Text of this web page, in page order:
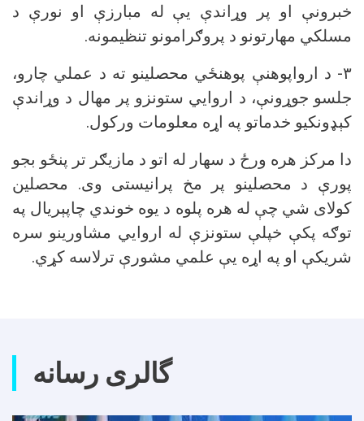
خبرونې او پر وړاندې یې له مبارزې او نورې د
مسلکي مهارتونو د پروګرامونو تنظیمونه.
۳- د ارواپوهنې پوهنځي محصلینو ته د عملي چارو،
جلسو جوړونې، د اروايي ستونزو پر مهال د وړاندې
کېډونکیو خدماتو په اړه معلومات ورکول.
دا مرکز هره ورځ د سهار له اتو د مازیګر تر پنځو بجو
پورې د محصلینو پر مخ پرانیستی وی. محصلین
کولای شي چې له هره پلوه د یوه خوندي چاپېریال په
توګه پکې خپلې ستونزې له اروايي مشاورینو سره
شریکې او په اړه یې علمي مشورې ترلاسه کړي.
گالری رسانه